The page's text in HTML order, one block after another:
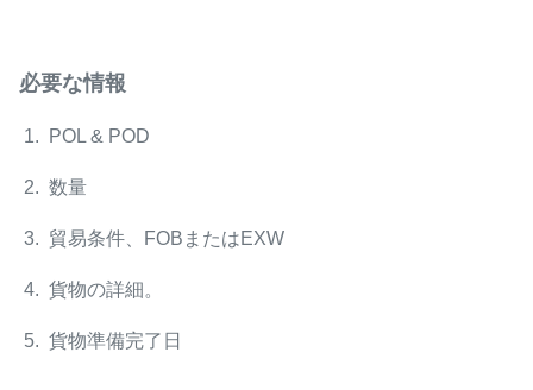
必要な情報
1. POL & POD
2. 数量
3. 貿易条件、FOBまたはEXW
4. 貨物の詳細。
5. 貨物準備完了日